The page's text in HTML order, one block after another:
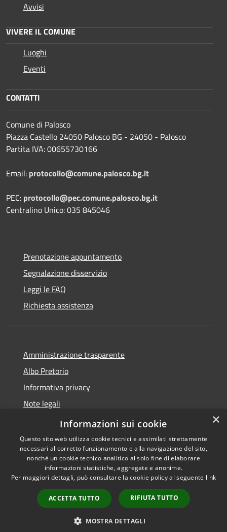
Avvisi
VIVERE IL COMUNE
Luoghi
Eventi
CONTATTI
Comune di Palosco
Piazza Castello 24050 Palosco BG - 24050 - Palosco
Partita IVA: 00655730166
Email: protocollo@comune.palosco.bg.it
PEC: protocollo@pec.comune.palosco.bg.it
Centralino Unico: 035 845046
Prenotazione appuntamento
Segnalazione disservizio
Leggi le FAQ
Richiesta assistenza
Amministrazione trasparente
Albo Pretorio
Informativa privacy
Note legali
Dichiarazione di accessibilità
Accessibilità
Copyright © 2026 • Comune di
Palosco • Powered by
Municipium•
Accesso
redazione
×
Informazioni sui cookie
Questo sito web utilizza cookie tecnici e assimilati strettamente
necessari al corretto funzionamento e alla navigazione del sito,
nonché un cookie tecnico analitico al solo fine di elaborare
informazioni statistiche, aggregate e anonime.
Per maggiori dettagli, può consultare la cookie policy al seguente link
ACCETTA TUTTO RIFIUTA TUTTO
MOSTRA DETTAGLI